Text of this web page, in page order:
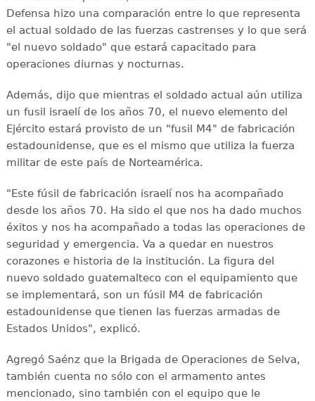
Defensa hizo una comparación entre lo que representa
el actual soldado de las fuerzas castrenses y lo que será
"el nuevo soldado" que estará capacitado para
operaciones diurnas y nocturnas.
Además, dijo que mientras el soldado actual aún utiliza
un fusil israelí de los años 70, el nuevo elemento del
Ejército estará provisto de un "fusil M4" de fabricación
estadounidense, que es el mismo que utiliza la fuerza
militar de este país de Norteamérica.
"Este fúsil de fabricación israelí nos ha acompañado
desde los años 70. Ha sido el que nos ha dado muchos
éxitos y nos ha acompañado a todas las operaciones de
seguridad y emergencia. Va a quedar en nuestros
corazones e historia de la institución. La figura del
nuevo soldado guatemalteco con el equipamiento que
se implementará, son un fúsil M4 de fabricación
estadounidense que tienen las fuerzas armadas de
Estados Unidos", explicó.
Agregó Saénz que la Brigada de Operaciones de Selva,
también cuenta no sólo con el armamento antes
mencionado, sino también con el equipo que le